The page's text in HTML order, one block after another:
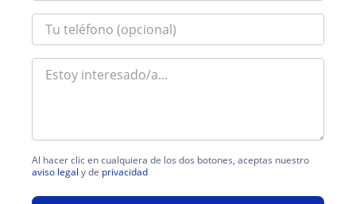
Al hacer clic en cualquiera de los dos botones, aceptas nuestro
aviso legal y de privacidad